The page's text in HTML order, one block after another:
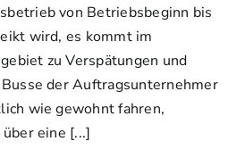
von Betriebsbeginn bis
wird, es kommt im
zu Verspätungen und
der Auftragsunternehmer
wie gewohnt fahren,
eine [...]